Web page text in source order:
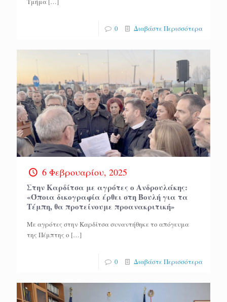
0 Διαβάστε Περισσότερα
6 Φεβρουαρίου, 2025
Στην Καρδίτσα με αγρότες ο Ανδρουλάκης:
«Όποια δικογραφία έρθει στη Βουλή για τα
Τέμπη, θα προτείνουμε προανακριτική»
Με αγρότες στην Καρδίτσα συναντήθηκε το απόγευμα
της Πέμπτης ο […]
0 Διαβάστε Περισσότερα